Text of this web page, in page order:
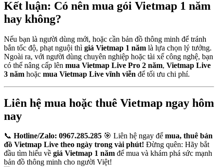
Kết luận: Có nên mua gói Vietmap 1 năm
hay không?
Nếu bạn là người dùng mới, hoặc cần bản đồ thông minh để tránh
bắn tốc độ, phạt nguội thì giá Vietmap 1 năm là lựa chọn lý tưởng.
Ngoài ra, với người dùng chuyên nghiệp hoặc tài xế công nghệ, bạn
có thể nâng cấp lên mua Vietmap Live Pro 2 năm, Vietmap Live
3 năm hoặc mua Vietmap Live vĩnh viễn để tối ưu chi phí.
Liên hệ mua hoặc thuê Vietmap ngay hôm
nay
📞 Hotline/Zalo: 0967.285.285 🎯 Liên hệ ngay để mua, thuê bản
đồ Vietmap Live theo ngày trong vài phút! Đừng quên: Hãy bắt
đầu tìm hiểu về giá Vietmap 1 năm để mua và khám phá sức mạnh
bản đồ thông minh cho người Việt!